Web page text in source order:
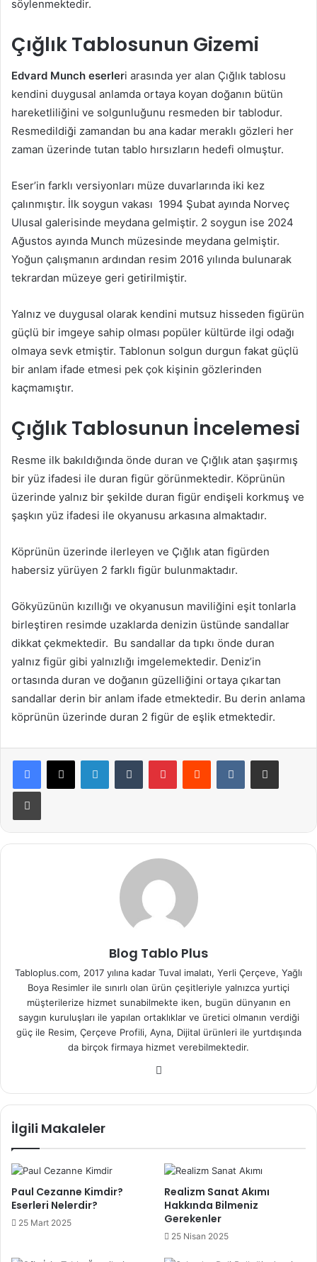
söylenmektedir.
Çığlık Tablosunun Gizemi
Edvard Munch eserleri arasında yer alan Çığlık tablosu
kendini duygusal anlamda ortaya koyan doğanın bütün
hareketliliğini ve solgunluğunu resmeden bir tablodur.
Resmedildiği zamandan bu ana kadar meraklı gözleri her
zaman üzerinde tutan tablo hırsızların hedefi olmuştur.
Eser’in farklı versiyonları müze duvarlarında iki kez
çalınmıştır. İlk soygun vakası 1994 Şubat ayında Norveç
Ulusal galerisinde meydana gelmiştir. 2 soygun ise 2024
Ağustos ayında Munch müzesinde meydana gelmiştir.
Yoğun çalışmanın ardından resim 2016 yılında bulunarak
tekrardan müzeye geri getirilmiştir.
Yalnız ve duygusal olarak kendini mutsuz hisseden figürün
güçlü bir imgeye sahip olması popüler kültürde ilgi odağı
olmaya sevk etmiştir. Tablonun solgun durgun fakat güçlü
bir anlam ifade etmesi pek çok kişinin gözlerinden
kaçmamıştır.
Çığlık Tablosunun İncelemesi
Resme ilk bakıldığında önde duran ve Çığlık atan şaşırmış
bir yüz ifadesi ile duran figür görünmektedir. Köprünün
üzerinde yalnız bir şekilde duran figür endişeli korkmuş ve
şaşkın yüz ifadesi ile okyanusu arkasına almaktadır.
Köprünün üzerinde ilerleyen ve Çığlık atan figürden
habersiz yürüyen 2 farklı figür bulunmaktadır.
Gökyüzünün kızıllığı ve okyanusun maviliğini eşit tonlarla
birleştiren resimde uzaklarda denizin üstünde sandallar
dikkat çekmektedir. Bu sandallar da tıpkı önde duran
yalnız figür gibi yalnızlığı imgelemektedir. Deniz’in
ortasında duran ve doğanın güzelliğini ortaya çıkartan
sandallar derin bir anlam ifade etmektedir. Bu derin anlama
köprünün üzerinde duran 2 figür de eşlik etmektedir.
Blog Tablo Plus
Tabloplus.com, 2017 yılına kadar Tuval imalatı, Yerli Çerçeve, Yağlı
Boya Resimler ile sınırlı olan ürün çeşitleriyle yalnızca yurtiçi
müşterilerize hizmet sunabilmekte iken, bugün dünyanın en
saygın kuruluşları ile yapılan ortaklıklar ve üretici olmanın verdiği
güç ile Resim, Çerçeve Profili, Ayna, Dijital ürünleri ile yurtdışında
da birçok firmaya hizmet verebilmektedir.
sit
İlgili Makaleler
Paul Cezanne Kimdir?
Eserleri Nelerdir?
25 Mart 2025
Realizm Sanat Akımı
Hakkında Bilmeniz
Gerekenler
25 Nisan 2025